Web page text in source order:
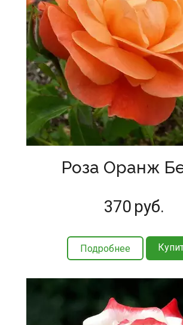
Роза Оранж
370 руб.
Подробнее